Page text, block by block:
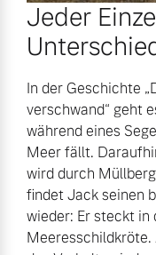
Jeder
In der Geschichte
verschwand“ geht
während eines
Meer fällt.
wird durch
findet Jack seinen
wieder: Er steckt in
Meeresschildkröte.